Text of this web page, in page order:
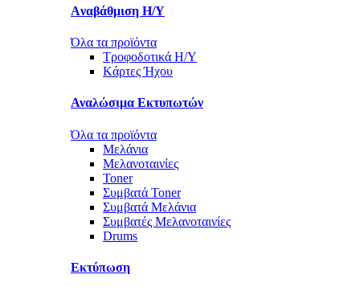
Aναβάθμιση Η/Υ
Όλα τα προϊόντα
Τροφοδοτικά Η/Υ
Kάρτες Ήχου
Αναλώσιμα Εκτυπωτών
Όλα τα προϊόντα
Μελάνια
Μελανοταινίες
Toner
Συμβατά Toner
Συμβατά Μελάνια
Συμβατές Μελανοταινίες
Drums
Εκτύπωση